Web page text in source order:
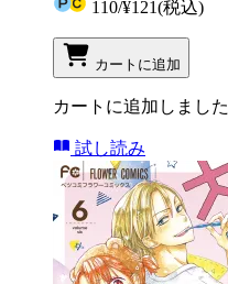
110/¥121(税込)
カートに追加
カートに追加しました
試し読み